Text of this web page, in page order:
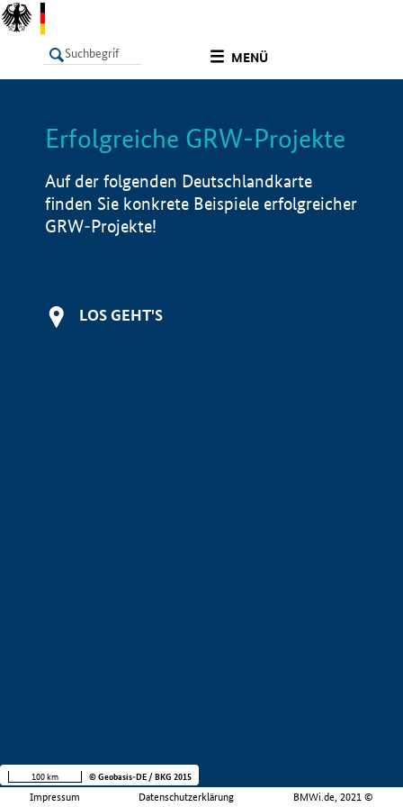
MENÜ
LISTE Info
Erfolgreiche GRW-Projekte
Auf der folgenden Deutschlandkarte
finden Sie konkrete Beispiele erfolgreicher
GRW-Projekte!
LOS GEHT'S
Impressum Datenschutzerklärung BMWi.de, 2021 ©
100 km © Geobasis-DE / BKG 2015